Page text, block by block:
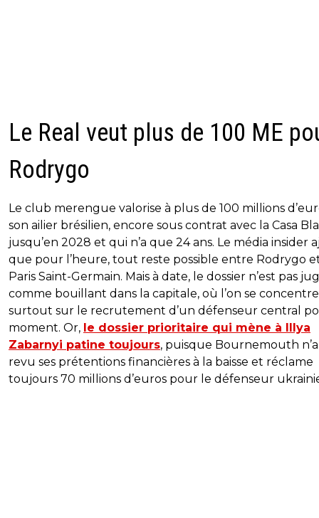
Le Real veut plus de 100 ME
Rodrygo
Le club merengue valorise à plus de 100 millions
son ailier brésilien, encore sous contrat avec la Casa
jusqu’en 2028 et qui n’a que 24 ans. Le média insider
que pour l’heure, tout reste possible entre Rodrygo
Paris Saint-Germain. Mais à date, le dossier n’est pas
comme bouillant dans la capitale, où l’on se concentre
surtout sur le recrutement d’un défenseur central
moment. Or, le dossier prioritaire qui mène à Illya
Zabarnyi patine toujours, puisque Bournemouth
revu ses prétentions financières à la baisse et réclame
toujours 70 millions d’euros pour le défenseur